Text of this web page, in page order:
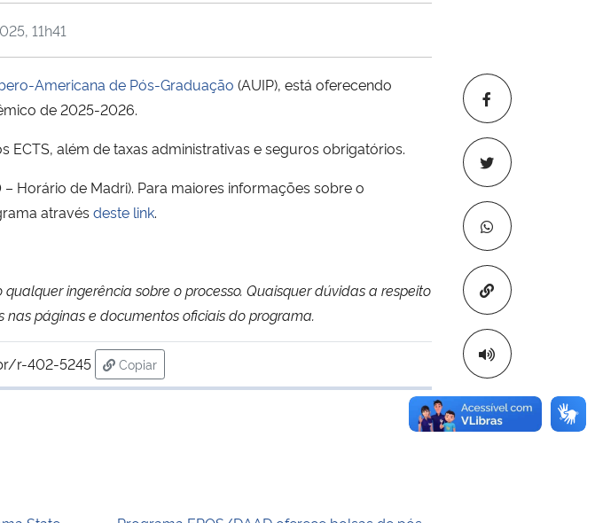
Copiar para
11h41
Americana de Pós-Graduação (AUIP), está oferecendo
de 2025-2026.
além de taxas administrativas e seguros obrigatórios.
Horário de Madri). Para maiores informações sobre o
através deste link.
ingerência sobre o processo. Quaisquer dúvidas a respeito
páginas e documentos oficiais do programa.
r-402-5245
Copiar
para área de transferência